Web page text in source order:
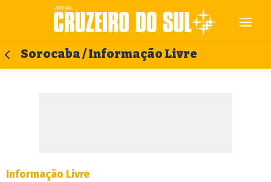
Sorocaba / Informação Livre
Informação Livre